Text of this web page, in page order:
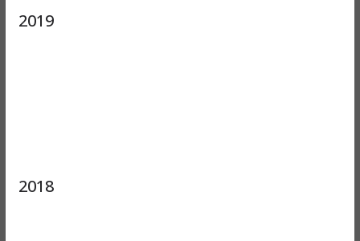
2019
2018